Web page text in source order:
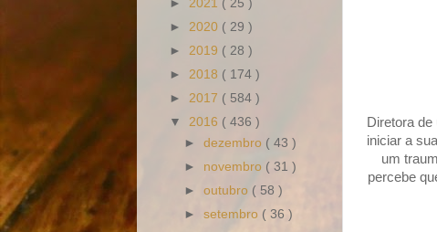
Diretora
iniciar a
um
percebe
► 2021 ( 25 )
► 2020 ( 29 )
► 2019 ( 28 )
► 2018 ( 174 )
► 2017 ( 584 )
▼ 2016 ( 436 )
►dezembro ( 43 )
► novembro ( 31 )
►outubro ( 58 )
►setembro ( 36 )